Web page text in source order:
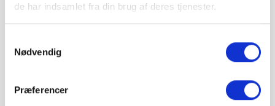
de har indsamlet fra din brug af deres tjenester.
Nødvendig
Præferencer
IBF Big Bag leveres på paller.
Vejledende info
Stk. pr. palle:
Levering & IBF Paller: